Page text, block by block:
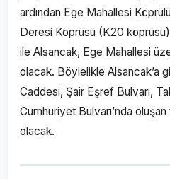
ardından Ege Mahallesi
Deresi Köprüsü (K20 köprüsü)
ile Alsancak, Ege Mahallesi
olacak. Böylelikle Alsancak’a
Caddesi, Şair Eşref Bulvarı,
Cumhuriyet Bulvarı’nda
olacak.